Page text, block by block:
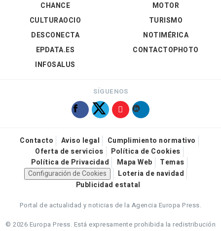
CHANCE
CULTURAOCIO
DESCONECTA
EPDATA.ES
INFOSALUS
MOTOR
TURISMO
NOTIMÉRICA
CONTACTOPHOTO
SÍGUENOS
Contacto Aviso legal
Cumplimiento normativo
Oferta de servicios
Política de Cookies
Política de Privacidad
Mapa Web
Temas
Configuración de Cookies
Loteria de navidad
Publicidad estatal
Portal de actualidad y noticias de la Agencia Europa Press.
© 2026 Europa Press. Está expresamente prohibida la redistribución